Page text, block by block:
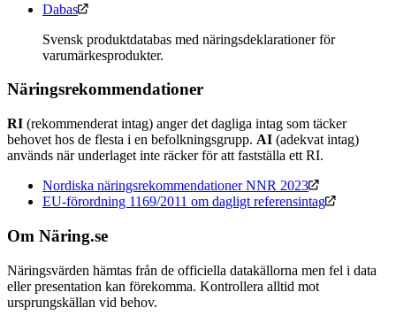
Dabas
Svensk produktdatabas med näringsdeklarationer för
varumärkesprodukter.
Näringsrekommendationer
RI (rekommenderat intag) anger det dagliga intag som täcker
behovet hos de flesta i en befolkningsgrupp. AI (adekvat intag)
används när underlaget inte räcker för att fastställa ett RI.
Nordiska näringsrekommendationer NNR 2023
EU-förordning 1169/2011 om dagligt referensintag
Om Näring.se
Näringsvärden hämtas från de officiella datakällorna men fel i data
eller presentation kan förekomma. Kontrollera alltid mot
ursprungskällan vid behov.